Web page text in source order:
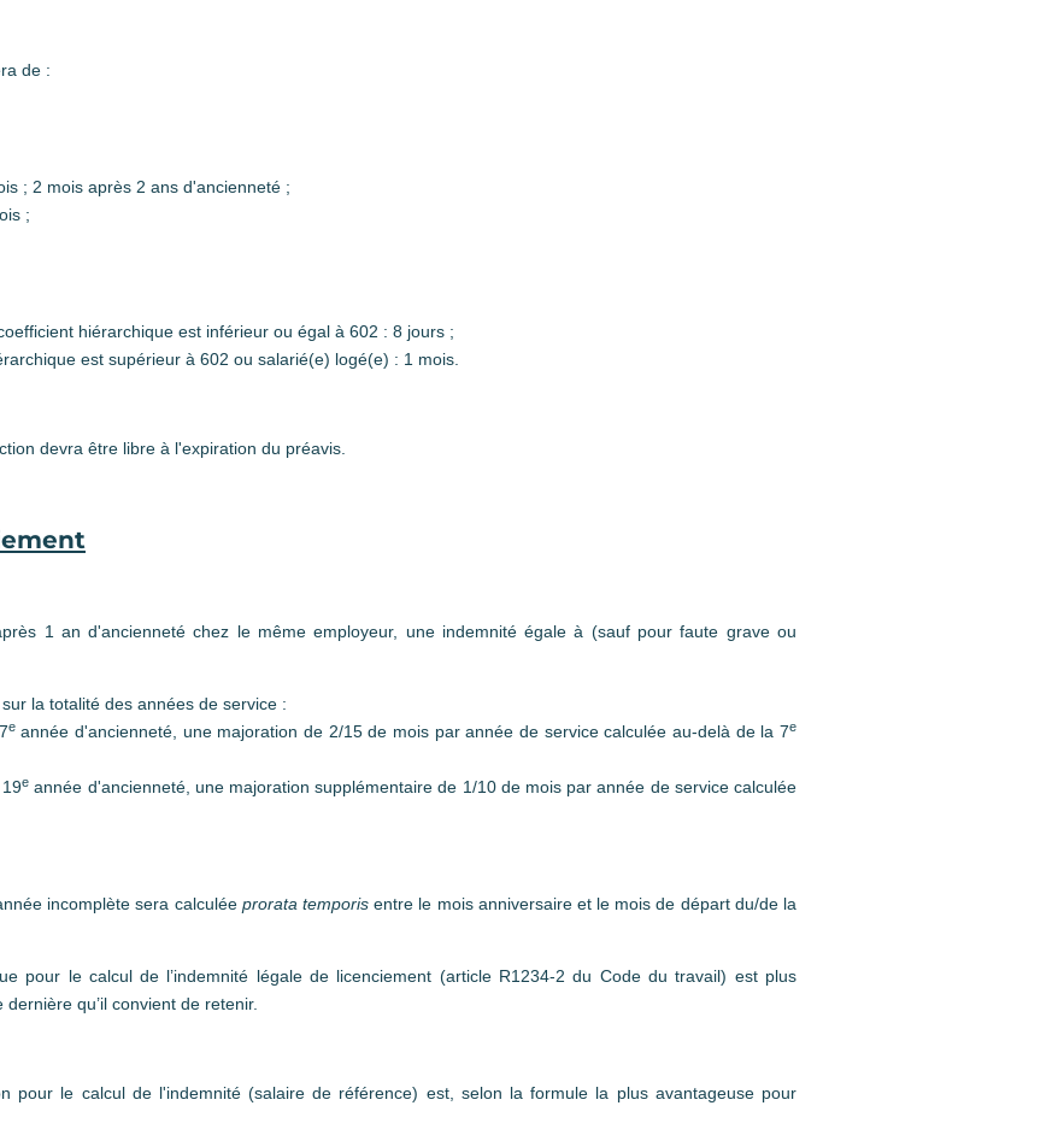
de :
; 2 mois après 2 ans d'ancienneté ;
;
hiérarchique est inférieur ou égal à 602 : 8 jours ;
est supérieur à 602 ou salarié(e) logé(e) : 1 mois.
devra être libre à l'expiration du préavis.
1 an d'ancienneté chez le même employeur, une indemnité égale à (sauf pour faute grave ou
la totalité des années de service :
eannée d'ancienneté, une majoration de 2/15 de mois par année de service calculée au-delà de la 7e
e année d'ancienneté, une majoration supplémentaire de 1/10 de mois par année de service calculée
incomplète sera calculée prorata temporis entre le mois anniversaire et le mois de départ du/de la
pour le calcul de l’indemnité légale de licenciement (article R1234-2 du Code du travail) est plus
qu’il convient de retenir.
pour le calcul de l'indemnité (salaire de référence) est, selon la formule la plus avantageuse pour